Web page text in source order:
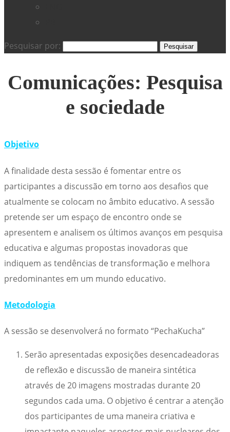
Pesquisar por:
Comunicações: Pesquisa
e sociedade
Objetivo
A finalidade desta sessão é fomentar entre os
participantes a discussão em torno aos desafios que
atualmente se colocam no âmbito educativo. A sessão
pretende ser um espaço de encontro onde se
apresentem e analisem os últimos avanços em pesquisa
educativa e algumas propostas inovadoras que
indiquem as tendências de transformação e melhora
predominantes em um mundo educativo.
Metodologia
A sessão se desenvolverá no formato “PechaKucha”
Serão apresentadas exposições desencadeadoras
de reflexão e discussão de maneira sintética
através de 20 imagens mostradas durante 20
segundos cada uma. O objetivo é centrar a atenção
dos participantes de uma maneira criativa e